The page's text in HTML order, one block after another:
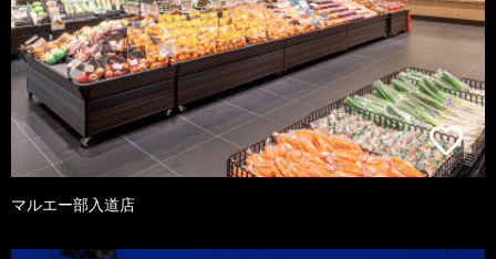
マルエー部入道店